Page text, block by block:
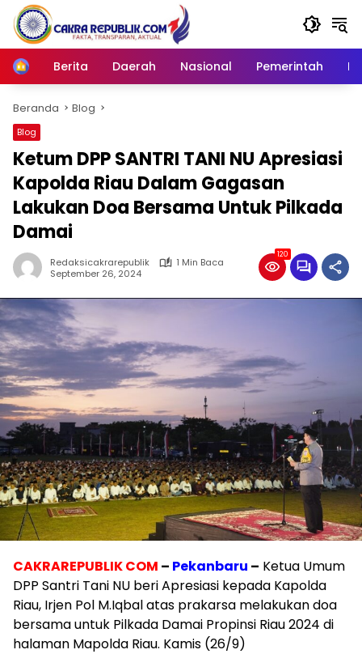
Langsung
konten
Home
Berita Daerah Nasional Pemerintah
Beranda Blog
Blog
Ketum DPP SANTRI TANI NU Apresiasi
Kapolda Riau Dalam Gagasan
Lakukan Doa Bersama Untuk Pilkada
Damai
Redaksicakrarepublik
1 Min Baca
September 26, 2024
120
CAKRAREPUBLIK COM – Pekanbaru – Ketua Umum
DPP Santri Tani NU beri Apresiasi kepada Kapolda
Riau, Irjen Pol M.Iqbal atas prakarsa melakukan doa
bersama untuk Pilkada Damai Propinsi Riau 2024 di
halaman Mapolda Riau. Kamis (26/9)